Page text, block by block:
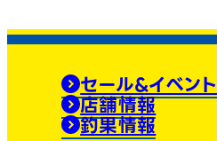
セール&イベント
店舗情報
釣果情報